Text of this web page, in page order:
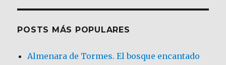
POSTS MÁS POPULARES
Almenara de Tormes. El bosque encantado